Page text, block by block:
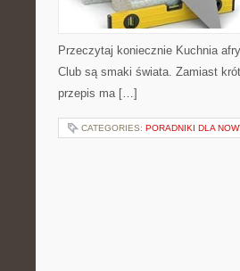
Przeczytaj koniecznie Kuchnia
Club są smaki świata. Zamiast
przepis ma […]
CATEGORIES: PORADNIKI DLA